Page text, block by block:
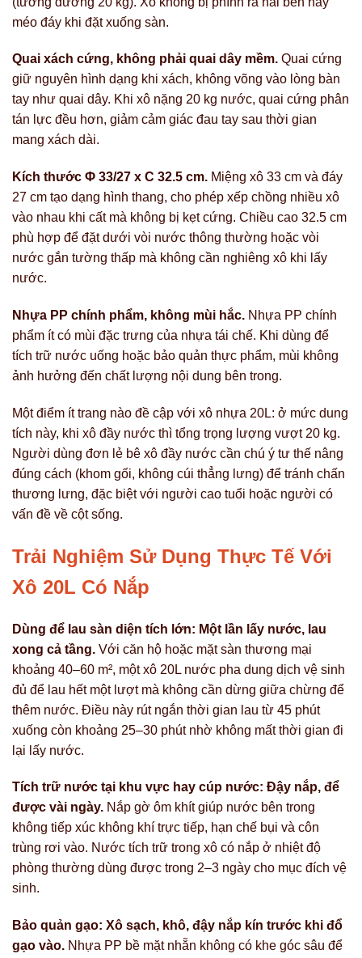
méo đáy khi đặt xuống sàn.
Quai xách cứng, không phải quai dây mềm. Quai cứng
giữ nguyên hình dạng khi xách, không võng vào lòng bàn
tay như quai dây. Khi xô nặng 20 kg nước, quai cứng phân
tán lực đều hơn, giảm cảm giác đau tay sau thời gian
mang xách dài.
Kích thước Φ 33/27 x C 32.5 cm. Miệng xô 33 cm và đáy
27 cm tạo dạng hình thang, cho phép xếp chồng nhiều xô
vào nhau khi cất mà không bị kẹt cứng. Chiều cao 32.5 cm
phù hợp để đặt dưới vòi nước thông thường hoặc vòi
nước gắn tường thấp mà không cần nghiêng xô khi lấy
nước.
Nhựa PP chính phẩm, không mùi hắc. Nhựa PP chính
phẩm ít có mùi đặc trưng của nhựa tái chế. Khi dùng để
tích trữ nước uống hoặc bảo quản thực phẩm, mùi không
ảnh hưởng đến chất lượng nội dung bên trong.
Một điểm ít trang nào đề cập với xô nhựa 20L: ở mức dung
tích này, khi xô đầy nước thì tổng trọng lượng vượt 20 kg.
Người dùng đơn lẻ bê xô đầy nước cần chú ý tư thế nâng
đúng cách (khom gối, không cúi thẳng lưng) để tránh chấn
thương lưng, đặc biệt với người cao tuổi hoặc người có
vấn đề về cột sống.
Trải Nghiệm Sử Dụng Thực Tế Với
Xô 20L Có Nắp
Dùng để lau sàn diện tích lớn: Một lần lấy nước, lau
xong cả tầng. Với căn hộ hoặc mặt sàn thương mại
khoảng 40–60 m², một xô 20L nước pha dung dịch vệ sinh
đủ để lau hết một lượt mà không cần dừng giữa chừng để
thêm nước. Điều này rút ngắn thời gian lau từ 45 phút
xuống còn khoảng 25–30 phút nhờ không mất thời gian đi
lại lấy nước.
Tích trữ nước tại khu vực hay cúp nước: Đậy nắp, để
được vài ngày. Nắp gờ ôm khít giúp nước bên trong
không tiếp xúc không khí trực tiếp, hạn chế bụi và côn
trùng rơi vào. Nước tích trữ trong xô có nắp ở nhiệt độ
phòng thường dùng được trong 2–3 ngày cho mục đích vệ
sinh.
Bảo quản gạo: Xô sạch, khô, đậy nắp kín trước khi đổ
gạo vào. Nhựa PP bề mặt nhẵn không có khe góc sâu để